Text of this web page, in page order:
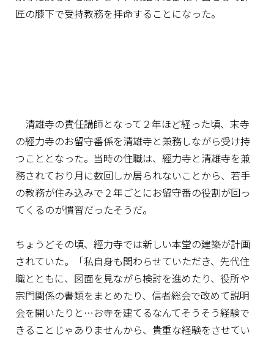
匠の膝下で受持教務を拝命することになった。
清雄寺の責任講師となって２年ほど経った頃、末寺
の經力寺のお留守番係を清雄寺と兼務しながら受け持
つこととなった。当時の住職は、經力寺と清雄寺を兼
務されており月に数回しか居られないことから、若手
の教務が住み込みで２年ごとにお留守番の役割が回っ
てくるのが慣習だったそうだ。
ちょうどその頃、經力寺では新しい本堂の建築が計画
されていた。「私自身も関わらせていただき、先代住
職とともに、図面を見ながら検討を進めたり、役所や
宗門関係の書類をまとめたり、信者総会で改めて説明
会を開いたりと…お寺を建てるなんてそうそう経験で
きることじゃありませんから、貴重な経験をさせてい